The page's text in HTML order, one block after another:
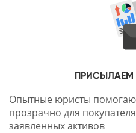
Опытные юристы
прозрачно для
заявленных активов